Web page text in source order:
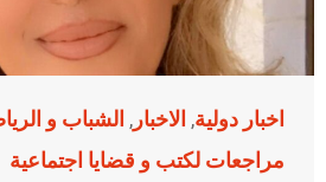
اخبار دولية, الاخبار , الشباب و
مراجعات لكتب و قضايا اجتماعية